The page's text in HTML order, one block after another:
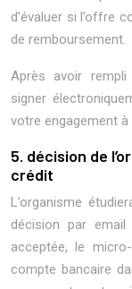
d’évaluer si l’offre
de remboursement.
Après avoir
signer
votre engagement
5. décision de
crédit
L’organisme
décision par
acceptée, le
compte bancaire